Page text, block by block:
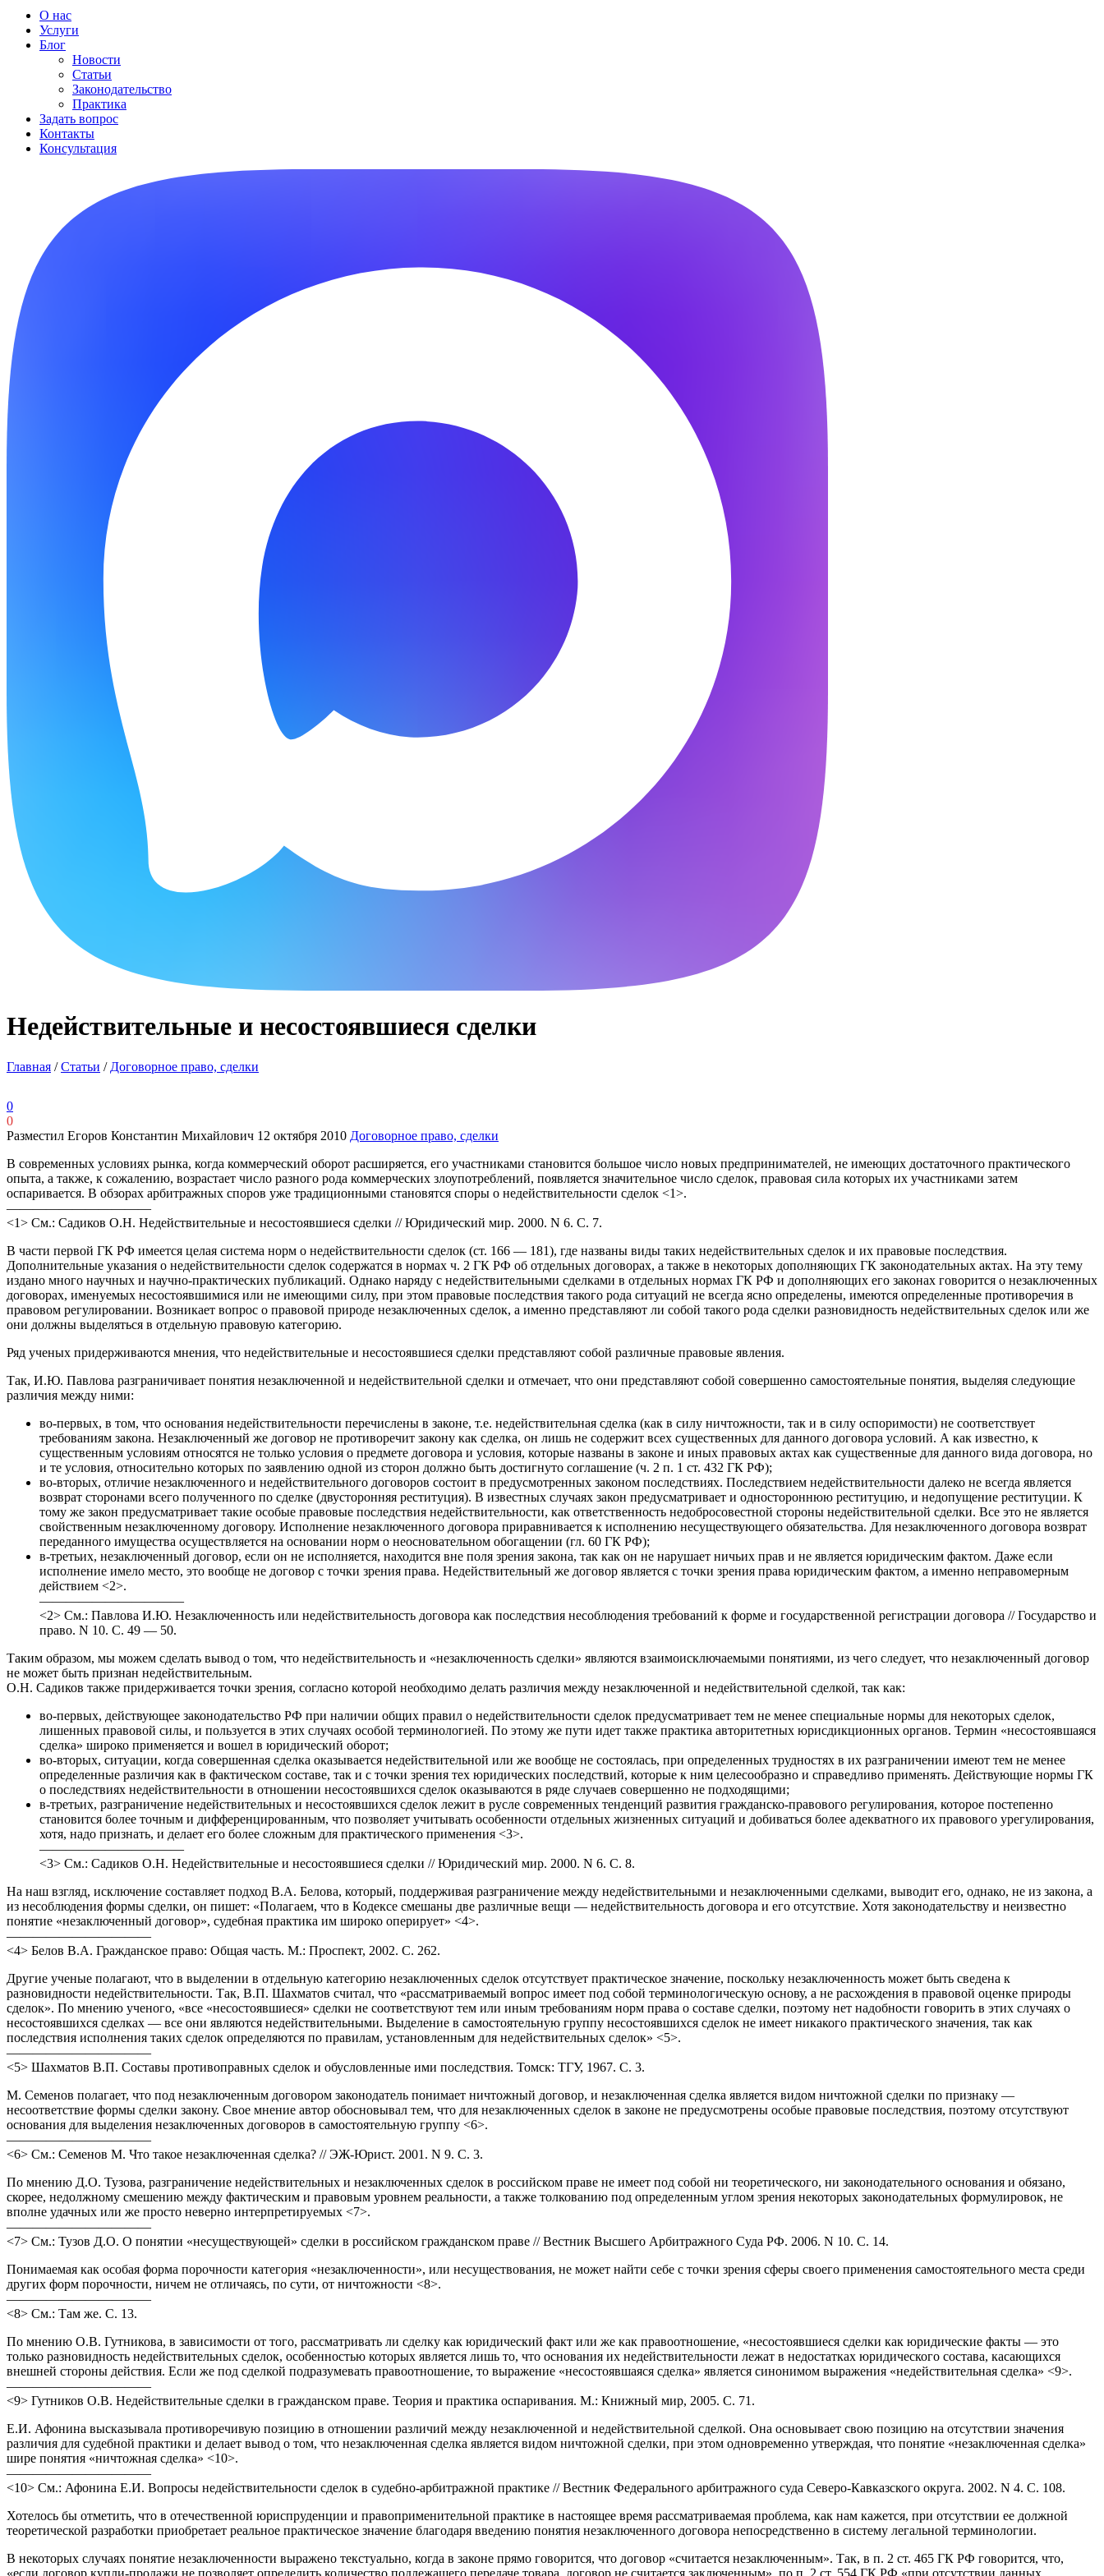
О нас
Услуги
Блог
Новости
Статьи
Законодательство
Практика
Задать вопрос
Контакты
Консультация
Недействительные и несостоявшиеся сделки
Главная /Статьи / Договорное право, сделки
0
0
Разместил Егоров Константин Михайлович 12 октября 2010 Договорное право, сделки
В современных условиях рынка, когда коммерческий оборот расширяется, его участниками становится большое число новых предпринимателей, не имеющих достаточного практического
опыта, а также, к сожалению, возрастает число разного рода коммерческих злоупотреблений, появляется значительное число сделок, правовая сила которых их участниками затем
оспаривается. В обзорах арбитражных споров уже традиционными становятся споры о недействительности сделок <1>.
———————————
<1> См.: Садиков О.Н. Недействительные и несостоявшиеся сделки // Юридический мир. 2000. N 6. С. 7.
В части первой ГК РФ имеется целая система норм о недействительности сделок (ст. 166 — 181), где названы виды таких недействительных сделок и их правовые последствия.
Дополнительные указания о недействительности сделок содержатся в нормах ч. 2 ГК РФ об отдельных договорах, а также в некоторых дополняющих ГК законодательных актах. На эту тему
издано много научных и научно-практических публикаций. Однако наряду с недействительными сделками в отдельных нормах ГК РФ и дополняющих его законах говорится о незаключенных
договорах, именуемых несостоявшимися или не имеющими силу, при этом правовые последствия такого рода ситуаций не всегда ясно определены, имеются определенные противоречия в
правовом регулировании. Возникает вопрос о правовой природе незаключенных сделок, а именно представляют ли собой такого рода сделки разновидность недействительных сделок или же
они должны выделяться в отдельную правовую категорию.
Ряд ученых придерживаются мнения, что недействительные и несостоявшиеся сделки представляют собой различные правовые явления.
Так, И.Ю. Павлова разграничивает понятия незаключенной и недействительной сделки и отмечает, что они представляют собой совершенно самостоятельные понятия, выделяя следующие
различия между ними:
во-первых, в том, что основания недействительности перечислены в законе, т.е. недействительная сделка (как в силу ничтожности, так и в силу оспоримости) не соответствует
требованиям закона. Незаключенный же договор не противоречит закону как сделка, он лишь не содержит всех существенных для данного договора условий. А как известно, к
существенным условиям относятся не только условия о предмете договора и условия, которые названы в законе и иных правовых актах как существенные для данного вида договора, но
и те условия, относительно которых по заявлению одной из сторон должно быть достигнуто соглашение (ч. 2 п. 1 ст. 432 ГК РФ);
во-вторых, отличие незаключенного и недействительного договоров состоит в предусмотренных законом последствиях. Последствием недействительности далеко не всегда является
возврат сторонами всего полученного по сделке (двусторонняя реституция). В известных случаях закон предусматривает и одностороннюю реституцию, и недопущение реституции. К
тому же закон предусматривает такие особые правовые последствия недействительности, как ответственность недобросовестной стороны недействительной сделки. Все это не является
свойственным незаключенному договору. Исполнение незаключенного договора приравнивается к исполнению несуществующего обязательства. Для незаключенного договора возврат
переданного имущества осуществляется на основании норм о неосновательном обогащении (гл. 60 ГК РФ);
в-третьих, незаключенный договор, если он не исполняется, находится вне поля зрения закона, так как он не нарушает ничьих прав и не является юридическим фактом. Даже если
исполнение имело место, это вообще не договор с точки зрения права. Недействительный же договор является с точки зрения права юридическим фактом, а именно неправомерным
действием <2>.
———————————
<2> См.: Павлова И.Ю. Незаключенность или недействительность договора как последствия несоблюдения требований к форме и государственной регистрации договора // Государство и
право. N 10. С. 49 — 50.
Таким образом, мы можем сделать вывод о том, что недействительность и «незаключенность сделки» являются взаимоисключаемыми понятиями, из чего следует, что незаключенный договор
не может быть признан недействительным.
О.Н. Садиков также придерживается точки зрения, согласно которой необходимо делать различия между незаключенной и недействительной сделкой, так как:
во-первых, действующее законодательство РФ при наличии общих правил о недействительности сделок предусматривает тем не менее специальные нормы для некоторых сделок,
лишенных правовой силы, и пользуется в этих случаях особой терминологией. По этому же пути идет также практика авторитетных юрисдикционных органов. Термин «несостоявшаяся
сделка» широко применяется и вошел в юридический оборот;
во-вторых, ситуации, когда совершенная сделка оказывается недействительной или же вообще не состоялась, при определенных трудностях в их разграничении имеют тем не менее
определенные различия как в фактическом составе, так и с точки зрения тех юридических последствий, которые к ним целесообразно и справедливо применять. Действующие нормы ГК
о последствиях недействительности в отношении несостоявшихся сделок оказываются в ряде случаев совершенно не подходящими;
в-третьих, разграничение недействительных и несостоявшихся сделок лежит в русле современных тенденций развития гражданско-правового регулирования, которое постепенно
становится более точным и дифференцированным, что позволяет учитывать особенности отдельных жизненных ситуаций и добиваться более адекватного их правового урегулирования,
хотя, надо признать, и делает его более сложным для практического применения <3>.
———————————
<3> См.: Садиков О.Н. Недействительные и несостоявшиеся сделки // Юридический мир. 2000. N 6. С. 8.
На наш взгляд, исключение составляет подход В.А. Белова, который, поддерживая разграничение между недействительными и незаключенными сделками, выводит его, однако, не из закона, а
из несоблюдения формы сделки, он пишет: «Полагаем, что в Кодексе смешаны две различные вещи — недействительность договора и его отсутствие. Хотя законодательству и неизвестно
понятие «незаключенный договор», судебная практика им широко оперирует» <4>.
———————————
<4> Белов В.А. Гражданское право: Общая часть. М.: Проспект, 2002. С. 262.
Другие ученые полагают, что в выделении в отдельную категорию незаключенных сделок отсутствует практическое значение, поскольку незаключенность может быть сведена к
разновидности недействительности. Так, В.П. Шахматов считал, что «рассматриваемый вопрос имеет под собой терминологическую основу, а не расхождения в правовой оценке природы
сделок». По мнению ученого, «все «несостоявшиеся» сделки не соответствуют тем или иным требованиям норм права о составе сделки, поэтому нет надобности говорить в этих случаях о
несостоявшихся сделках — все они являются недействительными. Выделение в самостоятельную группу несостоявшихся сделок не имеет никакого практического значения, так как
последствия исполнения таких сделок определяются по правилам, установленным для недействительных сделок» <5>.
———————————
<5> Шахматов В.П. Составы противоправных сделок и обусловленные ими последствия. Томск: ТГУ, 1967. С. 3.
М. Семенов полагает, что под незаключенным договором законодатель понимает ничтожный договор, и незаключенная сделка является видом ничтожной сделки по признаку —
несоответствие формы сделки закону. Свое мнение автор обосновывал тем, что для незаключенных сделок в законе не предусмотрены особые правовые последствия, поэтому отсутствуют
основания для выделения незаключенных договоров в самостоятельную группу <6>.
———————————
<6> См.: Семенов М. Что такое незаключенная сделка? // ЭЖ-Юрист. 2001. N 9. С. 3.
По мнению Д.О. Тузова, разграничение недействительных и незаключенных сделок в российском праве не имеет под собой ни теоретического, ни законодательного основания и обязано,
скорее, недолжному смешению между фактическим и правовым уровнем реальности, а также толкованию под определенным углом зрения некоторых законодательных формулировок, не
вполне удачных или же просто неверно интерпретируемых <7>.
———————————
<7> См.: Тузов Д.О. О понятии «несуществующей» сделки в российском гражданском праве // Вестник Высшего Арбитражного Суда РФ. 2006. N 10. С. 14.
Понимаемая как особая форма порочности категория «незаключенности», или несуществования, не может найти себе с точки зрения сферы своего применения самостоятельного места среди
других форм порочности, ничем не отличаясь, по сути, от ничтожности <8>.
———————————
<8> См.: Там же. С. 13.
По мнению О.В. Гутникова, в зависимости от того, рассматривать ли сделку как юридический факт или же как правоотношение, «несостоявшиеся сделки как юридические факты — это
только разновидность недействительных сделок, особенностью которых является лишь то, что основания их недействительности лежат в недостатках юридического состава, касающихся
внешней стороны действия. Если же под сделкой подразумевать правоотношение, то выражение «несостоявшаяся сделка» является синонимом выражения «недействительная сделка» <9>.
———————————
<9> Гутников О.В. Недействительные сделки в гражданском праве. Теория и практика оспаривания. М.: Книжный мир, 2005. С. 71.
Е.И. Афонина высказывала противоречивую позицию в отношении различий между незаключенной и недействительной сделкой. Она основывает свою позицию на отсутствии значения
различия для судебной практики и делает вывод о том, что незаключенная сделка является видом ничтожной сделки, при этом одновременно утверждая, что понятие «незаключенная сделка»
шире понятия «ничтожная сделка» <10>.
———————————
<10> См.: Афонина Е.И. Вопросы недействительности сделок в судебно-арбитражной практике // Вестник Федерального арбитражного суда Северо-Кавказского округа. 2002. N 4. С. 108.
Хотелось бы отметить, что в отечественной юриспруденции и правоприменительной практике в настоящее время рассматриваемая проблема, как нам кажется, при отсутствии ее должной
теоретической разработки приобретает реальное практическое значение благодаря введению понятия незаключенного договора непосредственно в систему легальной терминологии.
В некоторых случаях понятие незаключенности выражено текстуально, когда в законе прямо говорится, что договор «считается незаключенным». Так, в п. 2 ст. 465 ГК РФ говорится, что,
«если договор купли-продажи не позволяет определить количество подлежащего передаче товара, договор не считается заключенным», по п. 2 ст. 554 ГК РФ «при отсутствии данных,